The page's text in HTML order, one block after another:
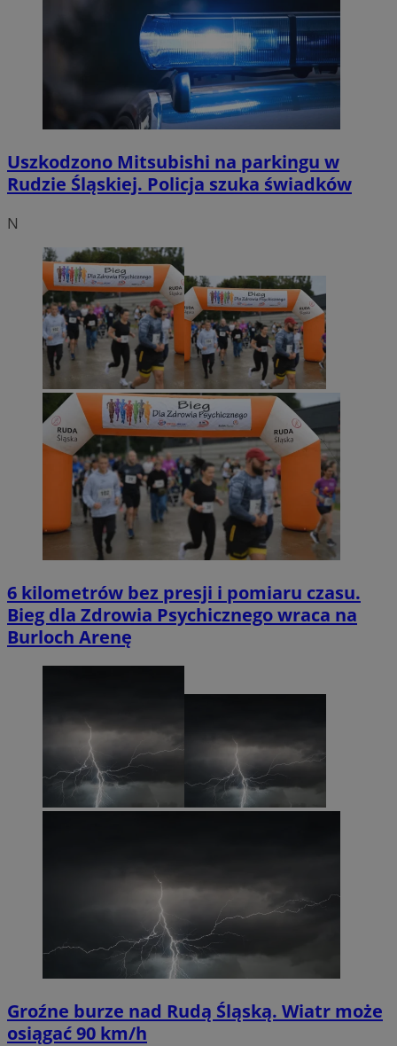
Uszkodzono Mitsubishi na parkingu w
Rudzie Śląskiej. Policja szuka świadków
N
6 kilometrów bez presji i pomiaru czasu.
Bieg dla Zdrowia Psychicznego wraca na
Burloch Arenę
Groźne burze nad Rudą Śląską. Wiatr może
osiągać 90 km/h